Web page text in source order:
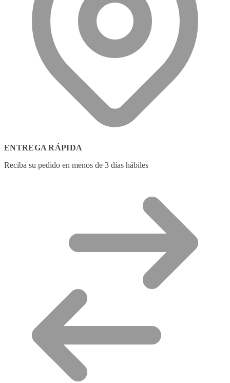
ENTREGA RÁPIDA
Reciba su pedido en menos de 3 días hábiles